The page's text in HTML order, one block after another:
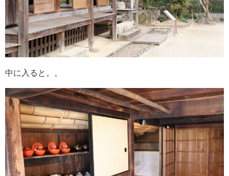
中に入ると。。